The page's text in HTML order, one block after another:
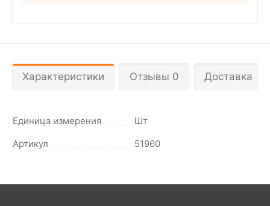
Характеристики Отзывы 0 Доставка
Единица измерения
Шт
Артикул
51960